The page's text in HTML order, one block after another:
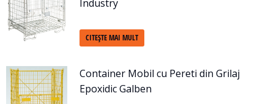
Industry
CITEȘTE MAI MULT
Container Mobil cu Pereti din Grilaj
Epoxidic Galben